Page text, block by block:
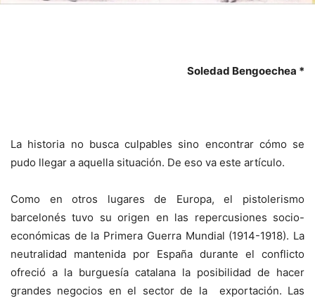
Soledad Bengoechea *
La historia no busca culpables sino encontrar cómo se
pudo llegar a aquella situación. De eso va este artículo.
Como en otros lugares de Europa, el pistolerismo
barcelonés tuvo su origen en las repercusiones socio-
económicas de la Primera Guerra Mundial (1914-1918). La
neutralidad mantenida por España durante el conflicto
ofreció a la burguesía catalana la posibilidad de hacer
grandes negocios en el sector de la exportación. Las